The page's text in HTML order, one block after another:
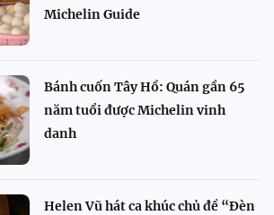
Michelin Guide
Bánh cuốn Tây Hồ: Quán gần 65
năm tuổi được Michelin vinh
danh
Helen Vũ hát ca khúc chủ đề “Đèn